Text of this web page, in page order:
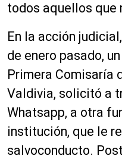
todos aquellos que
En la acción
de enero pasado,
Primera Comisaría
Valdivia, solicitó a
Whatsapp, a otra
institución, que le
salvoconducto.